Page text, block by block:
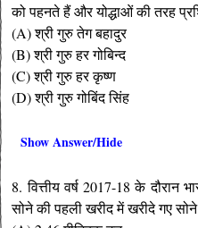
को पहनते हैं और योद्धाओं की तरह
(A) श्री गुरु तेग बहादुर
(B) श्री गुरु हर गोबिन्द
(C) श्री गुरु हर कृष्ण
(D) श्री गुरु गोबिंद सिंह
Show Answer/Hide
8. वित्तीय वर्ष 2017-18 के दौरान
सोने की पहली खरीद में खरीदे गए